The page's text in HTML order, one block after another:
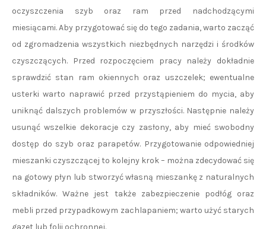
oczyszczenia szyb oraz ram przed nadchodzącymi
miesiącami. Aby przygotować się do tego zadania, warto zacząć
od zgromadzenia wszystkich niezbędnych narzędzi i środków
czyszczących. Przed rozpoczęciem pracy należy dokładnie
sprawdzić stan ram okiennych oraz uszczelek; ewentualne
usterki warto naprawić przed przystąpieniem do mycia, aby
uniknąć dalszych problemów w przyszłości. Następnie należy
usunąć wszelkie dekoracje czy zasłony, aby mieć swobodny
dostęp do szyb oraz parapetów. Przygotowanie odpowiedniej
mieszanki czyszczącej to kolejny krok – można zdecydować się
na gotowy płyn lub stworzyć własną mieszankę z naturalnych
składników. Ważne jest także zabezpieczenie podłóg oraz
mebli przed przypadkowym zachlapaniem; warto użyć starych
gazet lub folii ochronnej.